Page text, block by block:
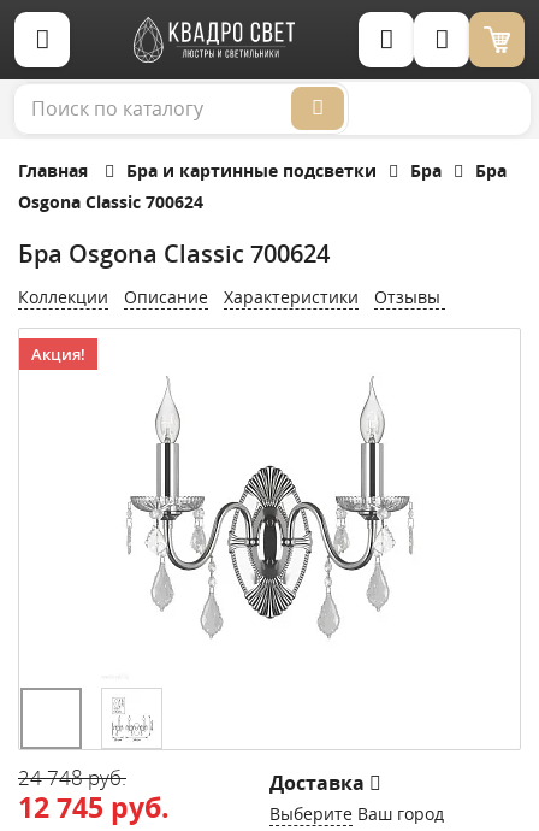
Корзина (0)
Главная Бра и картинные подсветки Бра
Бра
Osgona Classic 700624
Бра Osgona Classic 700624
Коллекции Описание Характеристики Отзывы
Акция!
24 748 руб.
12 745 руб.
Доставка
Выберите Ваш город